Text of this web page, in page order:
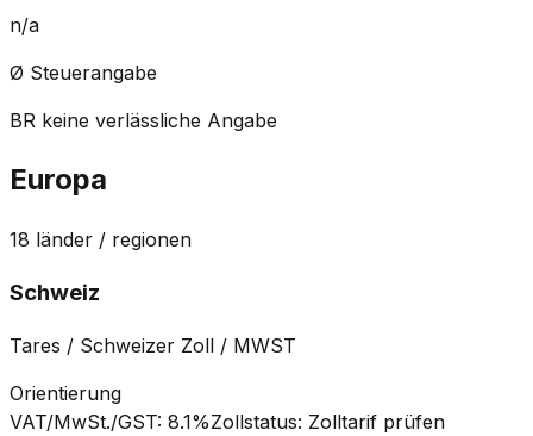
n/a
Ø Steuerangabe
BR keine verlässliche Angabe
Europa
18 länder / regionen
Schweiz
Tares / Schweizer Zoll / MWST
Orientierung
VAT/MwSt./GST: 8.1%Zollstatus: Zolltarif prüfen